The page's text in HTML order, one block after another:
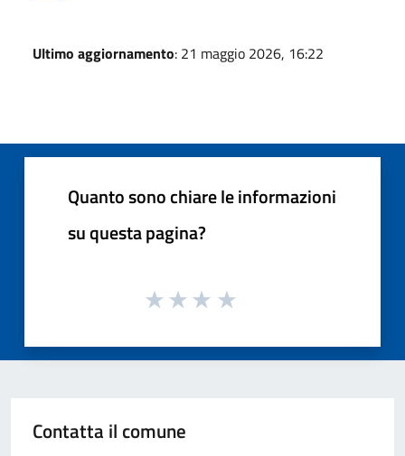
Ultimo aggiornamento: 21 maggio 2026, 16:22
Quanto sono chiare le informazioni
su questa pagina?
Contatta il comune